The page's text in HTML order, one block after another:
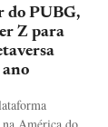
do PUBG,
Z para